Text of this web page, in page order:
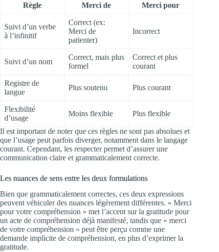
Règle Merci de Merci pour
Suivi d’un verbe
à l’infinitif
Correct (ex:
Merci de
patienter)
Incorrect
Suivi d’un nom
Correct, mais plus
formel
Correct et plus
courant
Registre de
langue
Plus soutenu Plus courant
Flexibilité
d’usage
Moins flexible Plus flexible
Il est important de noter que ces règles ne sont pas absolues et
que l’usage peut parfois diverger, notamment dans le langage
courant. Cependant, les respecter permet d’assurer une
communication claire et grammaticalement correcte.
Les nuances de sens entre les deux formulations
Bien que grammaticalement correctes, ces deux expressions
peuvent véhiculer des nuances légèrement différentes. « Merci
pour votre compréhension » met l’accent sur la gratitude pour
un acte de compréhension déjà manifesté, tandis que « merci
de votre compréhension » peut être perçu comme une
demande implicite de compréhension, en plus d’exprimer la
gratitude.